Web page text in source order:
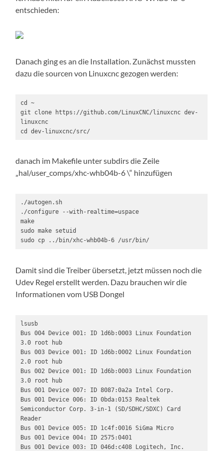
entschieden:
Danach ging es an die Installation. Zunächst mussten
dazu die sourcen von Linuxcnc gezogen werden:
cd ~
git clone https://github.com/LinuxCNC/linuxcnc dev-
linuxcnc
cd dev-linuxcnc/src/
danach im Makefile unter subdirs die Zeile
„hal/user_comps/xhc-whb04b-6 \“ hinzufügen
./autogen.sh
./configure --with-realtime=uspace
make
sudo make setuid
sudo cp ../bin/xhc-whb04b-6 /usr/bin/
Damit sind die Treiber übersetzt, jetzt müssen noch die
Udev Regel erstellt werden. Dazu brauchen wir die
Informationen vom USB Dongel
lsusb
Bus 004 Device 001: ID 1d6b:0003 Linux Foundation
3.0 root hub
Bus 003 Device 001: ID 1d6b:0002 Linux Foundation
2.0 root hub
Bus 002 Device 001: ID 1d6b:0003 Linux Foundation
3.0 root hub
Bus 001 Device 007: ID 8087:0a2a Intel Corp.
Bus 001 Device 006: ID 0bda:0153 Realtek
Semiconductor Corp. 3-in-1 (SD/SDHC/SDXC) Card
Reader
Bus 001 Device 005: ID 1c4f:0016 SiGma Micro
Bus 001 Device 004: ID 2575:0401
Bus 001 Device 003: ID 046d:c408 Logitech, Inc.